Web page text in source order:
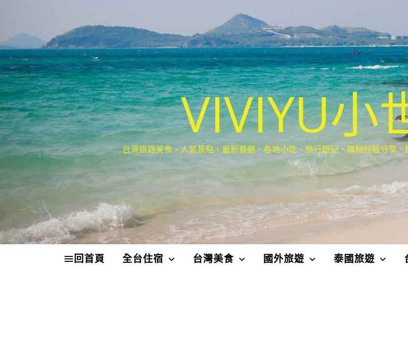
VIVIYU小
台灣旅遊美食、人氣景點、最新餐廳、各地小吃、旅行遊記、購物經驗分享
回首頁 全台住宿 台灣美食 國外旅遊 泰國旅遊